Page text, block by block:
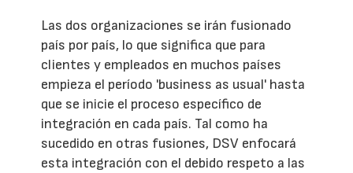
Las dos organizaciones se irán fusionado
país por país, lo que significa que para
clientes y empleados en muchos países
empieza el período 'business as usual' hasta
que se inicie el proceso específico de
integración en cada país. Tal como ha
sucedido en otras fusiones, DSV enfocará
esta integración con el debido respeto a las